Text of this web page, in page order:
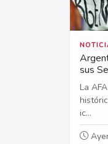
sus
La
ic...